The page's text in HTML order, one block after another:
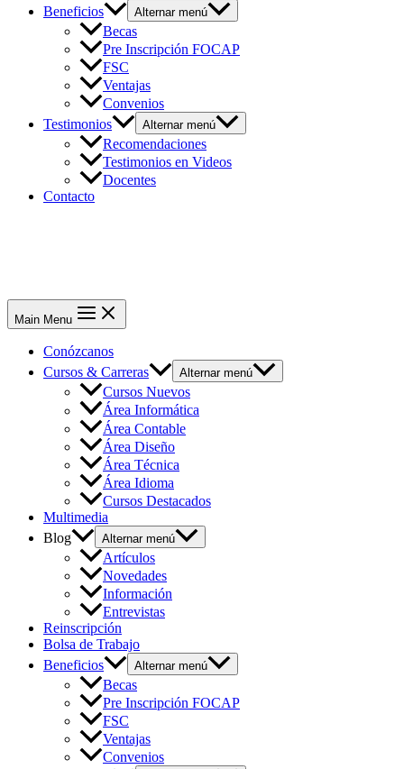
Beneficios
Alternar menú
Becas
Pre Inscripción FOCAP
FSC
Ventajas
Convenios
Testimonios
Alternar menú
Recomendaciones
Testimonios en Videos
Docentes
Contacto
Main Menu
Conózcanos
Cursos & Carreras
Alternar menú
Cursos Nuevos
Área Informática
Área Contable
Área Diseño
Área Técnica
Área Idioma
Cursos Destacados
Multimedia
Blog
Alternar menú
Artículos
Novedades
Información
Entrevistas
Reinscripción
Bolsa de Trabajo
Beneficios
Alternar menú
Becas
Pre Inscripción FOCAP
FSC
Ventajas
Convenios